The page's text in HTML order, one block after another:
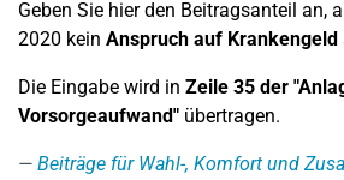
Geben Sie hier den Beitragsanteil an,
2020 kein Anspruch auf Krankengeld
Die Eingabe wird in Zeile 35 der
Vorsorgeaufwand" übertragen.
Beiträge für Wahl-, Komfort und